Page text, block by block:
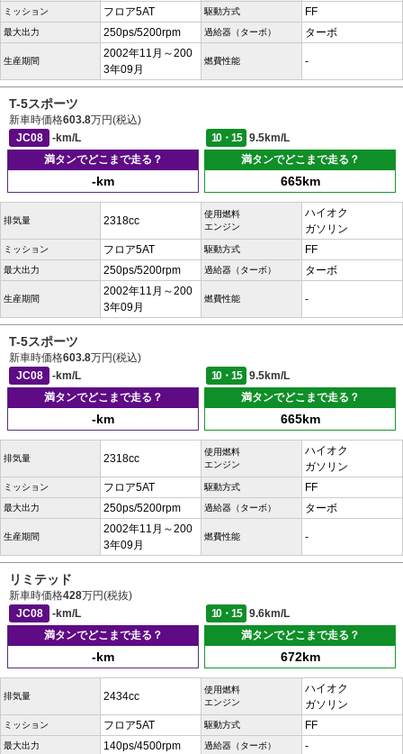
ミッション フロア5AT 駆動方式 FF
最大出力 250ps/5200rpm 過給器（ターボ） ターボ
生産期間
2002年11月～200
3年09月
燃費性能 -
T-5スポーツ
新車時価格603.8万円(税込)
JC08
-km/L 10・15
9.5km/L
満タンでどこまで走る？
-km
満タンでどこまで走る？
665km
排気量 2318cc
使用燃料
エンジン
ハイオク
ガソリン
ミッション フロア5AT 駆動方式 FF
最大出力 250ps/5200rpm 過給器（ターボ） ターボ
生産期間
2002年11月～200
3年09月
燃費性能 -
T-5スポーツ
新車時価格603.8万円(税込)
JC08
-km/L 10・15
9.5km/L
満タンでどこまで走る？
-km
満タンでどこまで走る？
665km
排気量 2318cc
使用燃料
エンジン
ハイオク
ガソリン
ミッション フロア5AT 駆動方式 FF
最大出力 250ps/5200rpm 過給器（ターボ） ターボ
生産期間
2002年11月～200
3年09月
燃費性能 -
リミテッド
新車時価格428万円(税抜)
JC08
-km/L 10・15
9.6km/L
満タンでどこまで走る？
-km
満タンでどこまで走る？
672km
排気量 2434cc
使用燃料
エンジン
ハイオク
ガソリン
ミッション フロア5AT 駆動方式 FF
最大出力 140ps/4500rpm 過給器（ターボ） -